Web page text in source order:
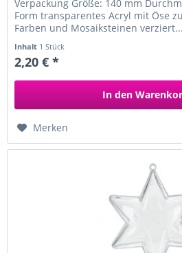
Verpackung Größe: 140 mm
Form transparentes Acryl mit Öse
Farben und Mosaiksteinen verziert...
Inhalt 1 Stück
2,20 € *
In den
Merken